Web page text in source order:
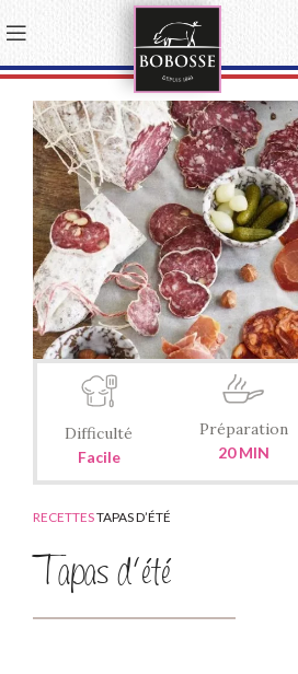
Difficulté
Facile
Préparation
20 MIN
RECETTESTAPAS D’ÉTÉ
Tapas d’été
Panneau de gestion des cookies